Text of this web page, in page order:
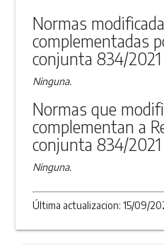
Normas
complementadas
conjunta 834/2021
Ninguna.
Normas que
complementan a
conjunta 834/2021
Ninguna.
Última actualizacion: 15/09/